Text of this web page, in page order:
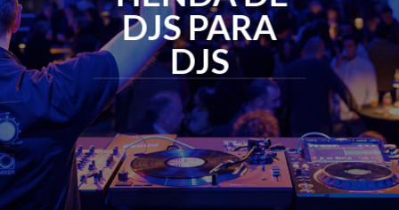
DJS PARA
DJS